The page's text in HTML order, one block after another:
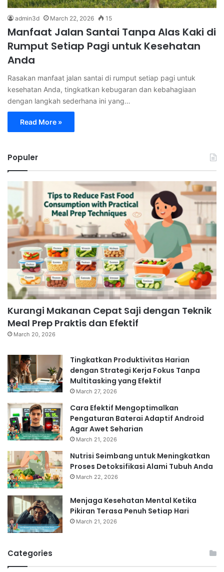
admin3d March 22, 2026 15
Manfaat Jalan Santai Tanpa Alas Kaki di
Rumput Setiap Pagi untuk Kesehatan
Anda
Rasakan manfaat jalan santai di rumput setiap pagi untuk
kesehatan Anda, tingkatkan kebugaran dan kebahagiaan
dengan langkah sederhana ini yang…
Read More »
Populer
Kurangi Makanan Cepat Saji dengan Teknik
Meal Prep Praktis dan Efektif
March 20, 2026
Tingkatkan Produktivitas Harian
dengan Strategi Kerja Fokus Tanpa
Multitasking yang Efektif
March 27, 2026
Cara Efektif Mengoptimalkan
Pengaturan Baterai Adaptif Android
Agar Awet Seharian
March 21, 2026
Nutrisi Seimbang untuk Meningkatkan
Proses Detoksifikasi Alami Tubuh Anda
March 22, 2026
Menjaga Kesehatan Mental Ketika
Pikiran Terasa Penuh Setiap Hari
March 21, 2026
Categories